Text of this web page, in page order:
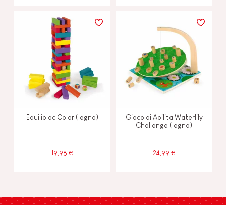
Equilibloc Color (legno)
19,98 €
Gioco di Abilita Waterlily
Challenge (legno)
24,99 €